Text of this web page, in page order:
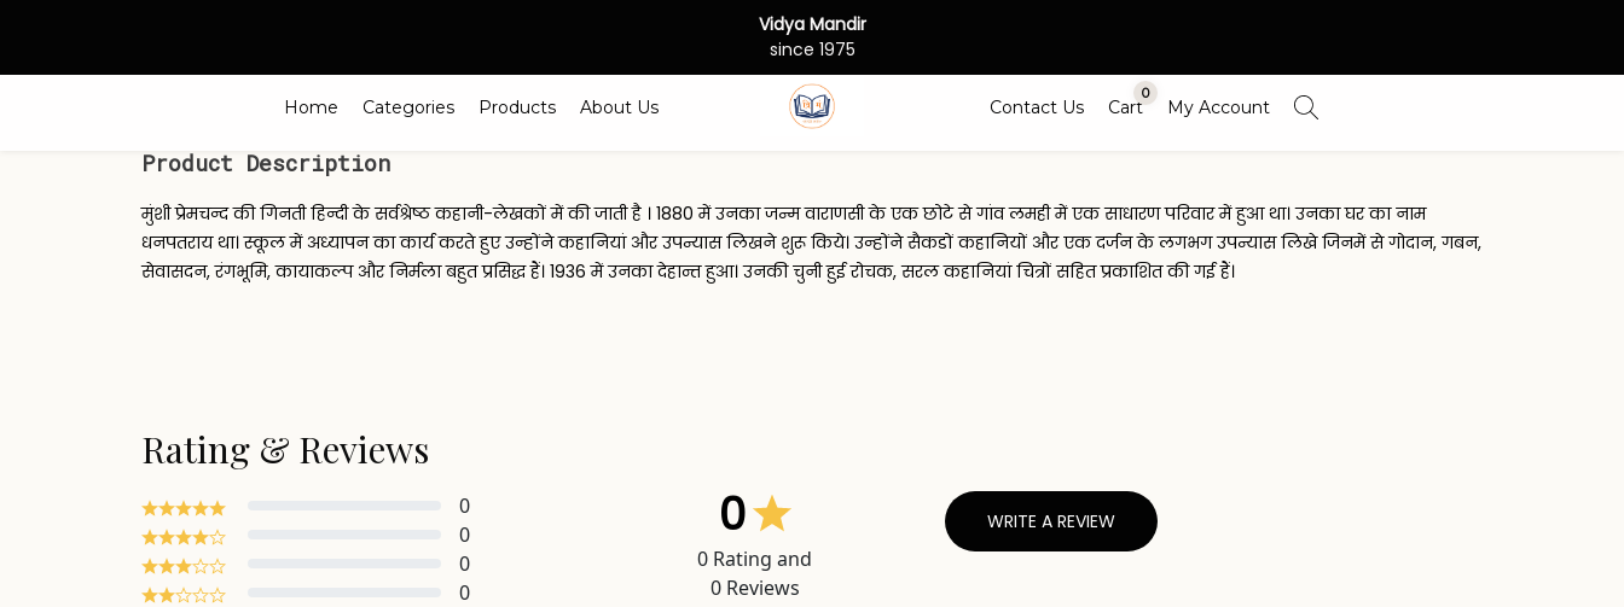
Vidya Mandir
since 1975
Home Categories Products About Us Contact Us Cart
0
My Account
Product Description
मुंशी प्रेमचन्द की गिनती हिन्दी के सर्वश्रेष्ठ कहानी-लेखकों में की जाती है । 1880 में उनका जन्म वाराणसी के एक छोटे से गांव लमही में एक साधारण परिवार में हुआ था। उनका घर का नाम
धनपतराय था। स्कूल में अध्यापन का कार्य करते हुए उन्होंने कहानियां और उपन्यास लिखने शुरू किये। उन्होंने सैकडों कहानियों और एक दर्जन के लगभग उपन्यास लिखे जिनमें से गोदान, गबन,
सेवासदन, रंगभूमि, कायाकल्प और निर्मला बहुत प्रसिद्ध हैं। 1936 में उनका देहान्त हुआ। उनकी चुनी हुई रोचक, सरल कहानियां चित्रों सहित प्रकाशित की गई हैं।
Rating & Reviews
0
0
0
0
0
0 Rating and
0Reviews
WRITE A REVIEW